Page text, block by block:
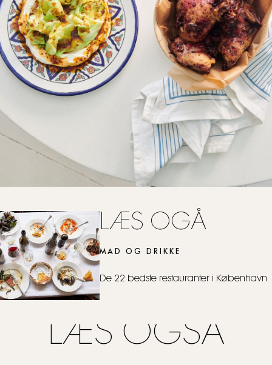
LÆS OGÅ
MAD OG DRIKKE
De 22 bedste restauranter i København
LÆS OGSÅ